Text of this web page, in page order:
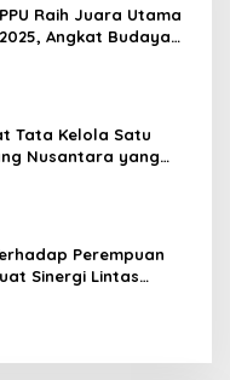
Raih Juara Utama
Angkat Budaya
Tata Kelola Satu
Nusantara yang
Perempuan
Sinergi Lintas